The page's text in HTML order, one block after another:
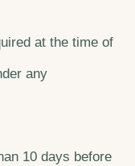
at the time of
any
10 days before